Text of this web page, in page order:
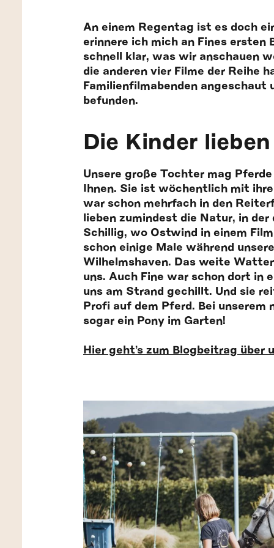
An einem Regentag ist es doch
erinnere ich mich an Fines ersten
schnell klar, was wir anschauen
die anderen vier Filme der Reihe
Familienfilmabenden
befunden.
Die Kinder
Unsere große Tochter mag
Ihnen. Sie ist wöchentlich mit
war schon mehrfach in den
lieben zumindest die Natur, in
Schillig, wo Ostwind in einem
schon einige Male während
Wilhelmshaven. Das weite
uns. Auch Fine war schon dort in
uns am Strand gechillt. Und sie
Profi auf dem Pferd. Bei unserem
sogar ein Pony im Garten!
Hier geht’s zum Blogbeitrag über